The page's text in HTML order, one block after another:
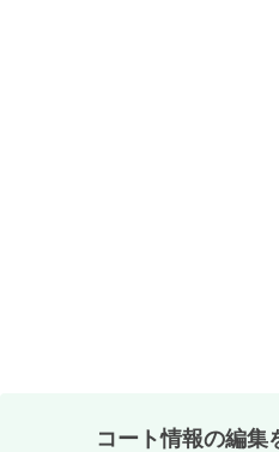
コート情報の編集